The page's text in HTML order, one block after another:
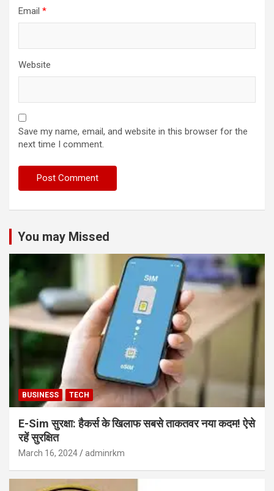
Email *
Website
Save my name, email, and website in this browser for the
next time I comment.
You may Missed
BUSINESS TECH
E-Sim सुरक्षा: हैकर्स के खिलाफ सबसे ताकतवर नया कदम! ऐसे
रहें सुरक्षित
March 16, 2024 adminrkm